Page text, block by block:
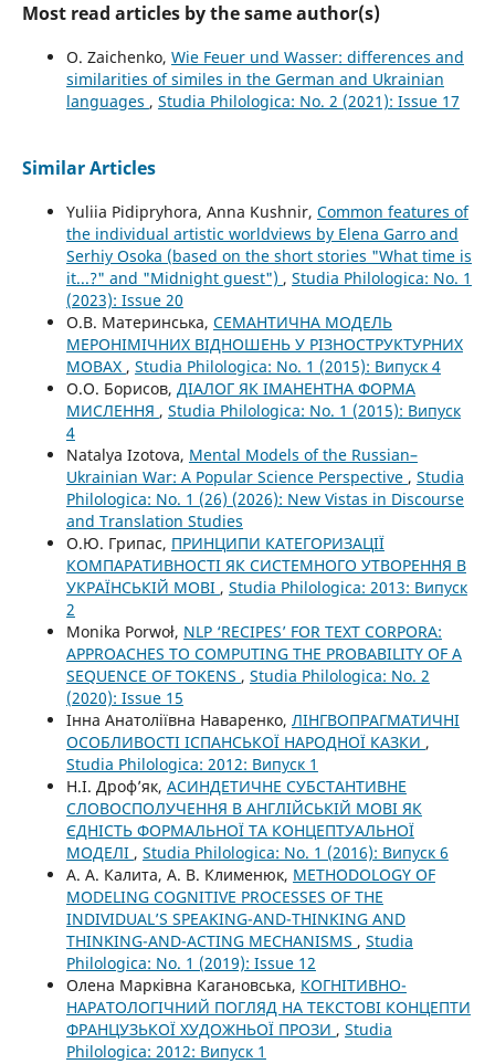
Most read articles by the same author(s)
O. Zaichenko, Wie Feuer und Wasser: differences and
similarities of similes in the German and Ukrainian
languages , Studia Philologica: No. 2 (2021): Issue 17
Similar Articles
Yuliia Pidipryhora, Anna Kushnir, Common features of
the individual artistic worldviews by Elena Garro and
Serhiy Osoka (based on the short stories "What time is
it...?" and "Midnight guest") , Studia Philologica: No. 1
(2023): Issue 20
О.В. Материнська, СЕМАНТИЧНА МОДЕЛЬ
МЕРОНІМІЧНИХ ВІДНОШЕНЬ У РІЗНОСТРУКТУРНИХ
МОВАХ , Studia Philologica: No. 1 (2015): Випуск 4
О.О. Борисов, ДІАЛОГ ЯК ІМАНЕНТНА ФОРМА
МИСЛЕННЯ , Studia Philologica: No. 1 (2015): Випуск
4
Natalya Izotova, Mental Models of the Russian–
Ukrainian War: A Popular Science Perspective , Studia
Philologica: No. 1 (26) (2026): New Vistas in Discourse
and Translation Studies
О.Ю. Грипас, ПРИНЦИПИ КАТЕГОРИЗАЦІЇ
КОМПАРАТИВНОСТІ ЯК СИСТЕМНОГО УТВОРЕННЯ В
УКРАЇНСЬКІЙ МОВІ , Studia Philologica: 2013: Випуск
2
Monika Porwoł, NLP ‘RECIPES’ FOR TEXT CORPORA:
APPROACHES TO COMPUTING THE PROBABILITY OF A
SEQUENCE OF TOKENS , Studia Philologica: No. 2
(2020): Issue 15
Інна Анатоліївна Наваренко, ЛІНГВОПРАГМАТИЧНІ
ОСОБЛИВОСТІ ІСПАНСЬКОЇ НАРОДНОЇ КАЗКИ ,
Studia Philologica: 2012: Випуск 1
Н.І. Дроф’як, АСИНДЕТИЧНЕ СУБСТАНТИВНЕ
СЛОВОСПОЛУЧЕННЯ В АНГЛІЙСЬКІЙ МОВІ ЯК
ЄДНІСТЬ ФОРМАЛЬНОЇ ТА КОНЦЕПТУАЛЬНОЇ
МОДЕЛІ , Studia Philologica: No. 1 (2016): Випуск 6
А. А. Калита, А. В. Клименюк, METHODOLOGY OF
MODELING COGNITIVE PROCESSES OF THE
INDIVIDUAL’S SPEAKING-AND-THINKING AND
THINKING-AND-ACTING MECHANISMS , Studia
Philologica: No. 1 (2019): Issue 12
Олена Марківна Кагановська, КОГНІТИВНО-
НАРАТОЛОГІЧНИЙ ПОГЛЯД НА ТЕКСТОВІ КОНЦЕПТИ
ФРАНЦУЗЬКОЇ ХУДОЖНЬОЇ ПРОЗИ , Studia
Philologica: 2012: Випуск 1